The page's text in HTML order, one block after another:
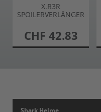
X.R3R
SPOILERVERLÄNGER
CHF 42.83
Shark Helme